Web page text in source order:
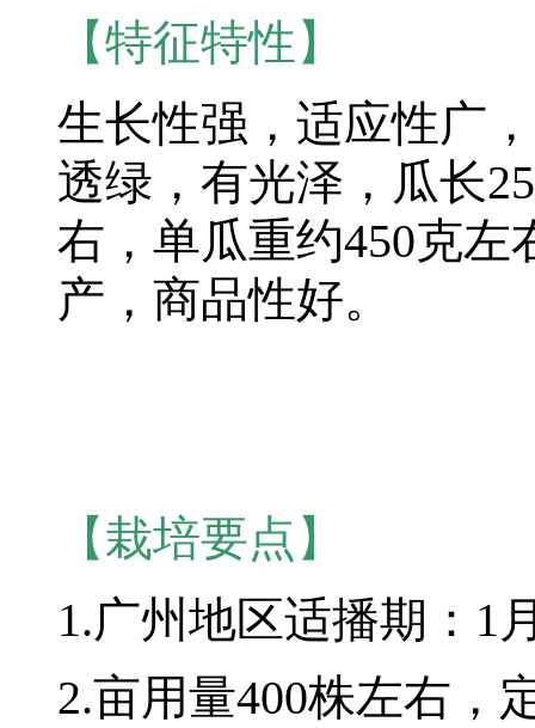
【特征特性】
生长性强，适应性广
透绿，有光泽，瓜长
右，单瓜重约450克
产，商品性好。
【栽培要点】
1.广州地区适播期：1
2.亩用量400株左右，